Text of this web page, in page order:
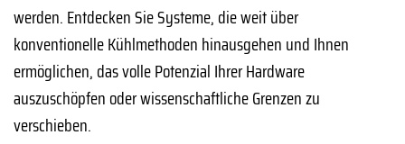
werden. Entdecken Sie Systeme, die weit über
konventionelle Kühlmethoden hinausgehen und Ihnen
ermöglichen, das volle Potenzial Ihrer Hardware
auszuschöpfen oder wissenschaftliche Grenzen zu
verschieben.